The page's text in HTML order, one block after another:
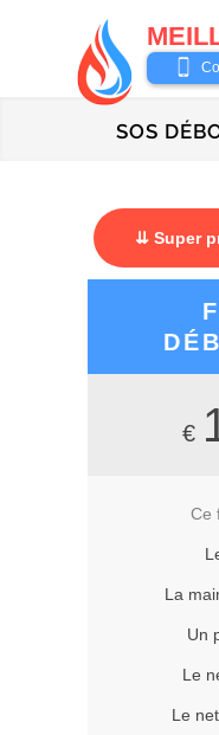
SOS
⇊ Super
€
Ce
La
Un
Le
Le